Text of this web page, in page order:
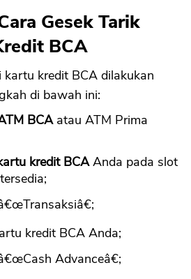
Gesek Tarik
BCA
kredit BCA dilakukan
di bawah ini:
BCAatau ATM Prima
kredit BCAAnda pada slot
kredit BCA Anda;
Advanceâ€;